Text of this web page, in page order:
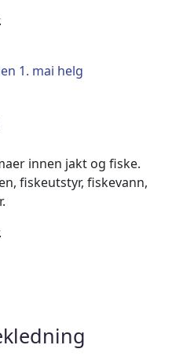
1. mai helg
innen jakt og fiske.
fiskeutstyr, fiskevann,